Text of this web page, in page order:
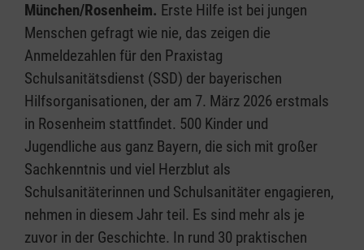
München/Rosenheim. Erste Hilfe ist bei jungen
Menschen gefragt wie nie, das zeigen die
Anmeldezahlen für den Praxistag
Schulsanitätsdienst (SSD) der bayerischen
Hilfsorganisationen, der am 7. März 2026 erstmals
in Rosenheim stattfindet. 500 Kinder und
Jugendliche aus ganz Bayern, die sich mit großer
Sachkenntnis und viel Herzblut als
Schulsanitäterinnen und Schulsanitäter engagieren,
nehmen in diesem Jahr teil. Es sind mehr als je
zuvor in der Geschichte. In rund 30 praktischen